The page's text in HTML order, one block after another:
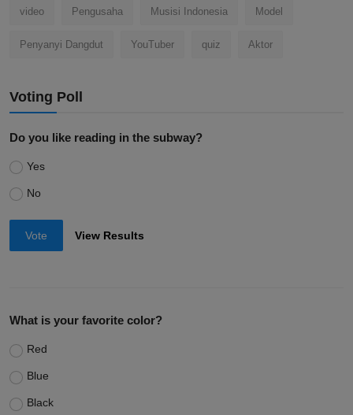
video Pengusaha Musisi Indonesia Model
Penyanyi Dangdut YouTuber quiz Aktor
Voting Poll
Do you like reading in the subway?
Yes
No
Vote View Results
What is your favorite color?
Red
Blue
Black